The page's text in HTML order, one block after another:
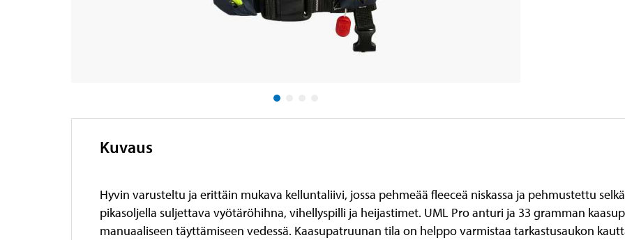
Kuvaus
Hyvin varusteltu ja erittäin mukava kelluntaliivi, jossa pehmeää fleeceä niskassa ja pehmustettu
pikasoljella suljettava vyötäröhihna, vihellyspilli ja heijastimet. UML Pro anturi ja 33 gramman
manuaaliseen täyttämiseen vedessä. Kaasupatruunan tila on helppo varmistaa tarkastusaukon